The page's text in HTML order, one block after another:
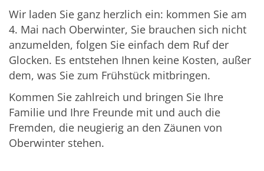
Wir laden Sie ganz herzlich ein: kommen Sie am
4. Mai nach Oberwinter, Sie brauchen sich nicht
anzumelden, folgen Sie einfach dem Ruf der
Glocken. Es entstehen Ihnen keine Kosten, außer
dem, was Sie zum Frühstück mitbringen.
Kommen Sie zahlreich und bringen Sie Ihre
Familie und Ihre Freunde mit und auch die
Fremden, die neugierig an den Zäunen von
Oberwinter stehen.